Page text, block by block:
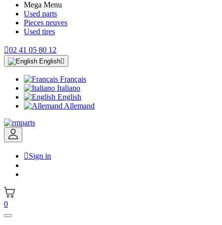
Mega Menu
Used parts
Pieces neuves
Used tires
02 41 05 80 12
English
Français
Italiano
English
Allemand
Sign in
0